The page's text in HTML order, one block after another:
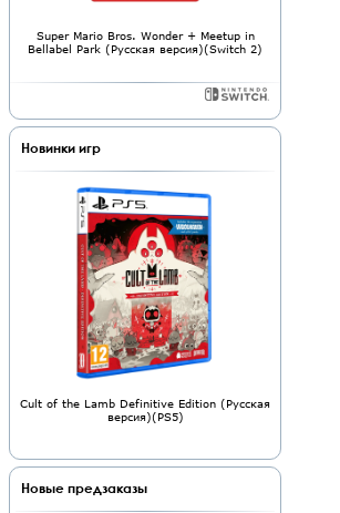
Super Mario Bros. Wonder + Meetup in
Bellabel Park (Русская версия)(Switch 2)
Новинки игр
Cult of the Lamb Definitive Edition (Русская
версия)(PS5)
Новые предзаказы